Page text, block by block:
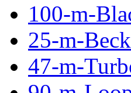
100-m-
25-m-
47-m-